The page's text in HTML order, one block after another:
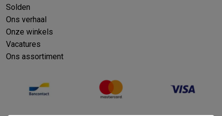
Solden
Ons verhaal
Onze winkels
Vacatures
Ons assortiment